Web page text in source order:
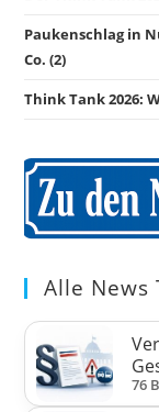
Paukenschlag in
Co. (2)
Think Tank 2026:
Alle News
76